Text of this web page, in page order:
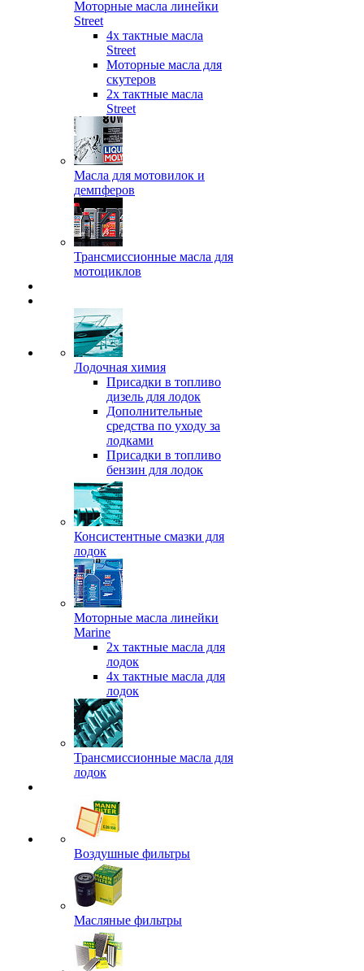
Моторные масла линейки
Street
4х тактные масла
Street
Моторные масла для
скутеров
2х тактные масла
Street
Масла для мотовилок и
демпферов
Трансмиссионные масла для
мотоциклов
Лодочная химия
Присадки в топливо
дизель для лодок
Дополнительные
средства по уходу за
лодками
Присадки в топливо
бензин для лодок
Консистентные смазки для
лодок
Моторные масла линейки
Marine
2х тактные масла для
лодок
4х тактные масла для
лодок
Трансмиссионные масла для
лодок
Воздушные фильтры
Масляные фильтры